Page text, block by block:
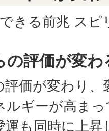
の評価が変
評価が変わり
ルギーが高ま
運も同時に上